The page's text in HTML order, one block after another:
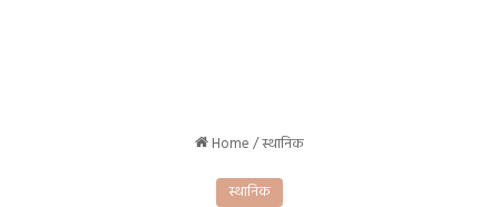
Home/स्थानिक
स्थानिक